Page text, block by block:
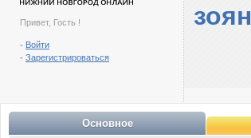
Привет, Гость !
- Войти
- Зарегистрироваться
зоян
Основное